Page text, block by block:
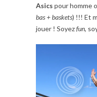
Asics pour homme
bas + baskets) !!! Et
jouer ! Soyezfun,